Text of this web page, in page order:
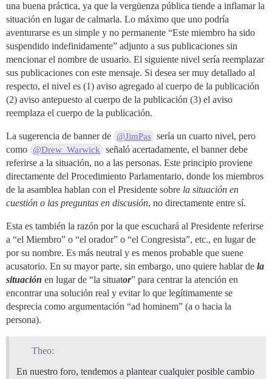
una buena práctica, ya que la vergüenza pública tiende a inflamar la
situación en lugar de calmarla. Lo máximo que uno podría
aventurarse es un simple y no permanente “Este miembro ha sido
suspendido indefinidamente” adjunto a sus publicaciones sin
mencionar el nombre de usuario. El siguiente nivel sería reemplazar
sus publicaciones con este mensaje. Si desea ser muy detallado al
respecto, el nivel es (1) aviso agregado al cuerpo de la publicación
(2) aviso antepuesto al cuerpo de la publicación (3) el aviso
reemplaza el cuerpo de la publicación.
La sugerencia de banner de @JimPas sería un cuarto nivel, pero
como @Drew_Warwick señaló acertadamente, el banner debe
referirse a la situación, no a las personas. Este principio proviene
directamente del Procedimiento Parlamentario, donde los miembros
de la asamblea hablan con el Presidente sobre la situación en
cuestión o las preguntas en discusión, no directamente entre sí.
Esta es también la razón por la que escuchará al Presidente referirse
a “el Miembro” o “el orador” o “el Congresista”, etc., en lugar de
por su nombre. Es más neutral y es menos probable que suene
acusatorio. En su mayor parte, sin embargo, uno quiere hablar de la
situación en lugar de “la situator” para centrar la atención en
encontrar una solución real y evitar lo que legítimamente se
desprecia como argumentación “ad hominem” (a o hacia la
persona).
Theo:
En nuestro foro, tendemos a plantear cualquier posible cambio